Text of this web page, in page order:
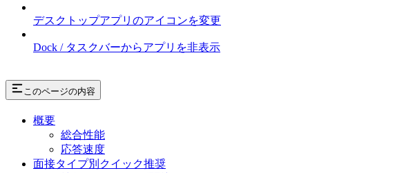
デスクトップアプリのアイコンを変更
Dock / タスクバーからアプリを非表示
このページの内容
概要
総合性能
応答速度
面接タイプ別クイック推奨